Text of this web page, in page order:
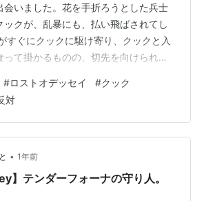
会いました。花を手折ろうとした兵士
ックが、乱暴にも、払い飛ばされてし
すぐにクックに駆け寄り、クックと入
って掛かるものの、切先を向けられる
兵士を睨みつけるカイム。 「たかが
ばかしいぜ こんなことで小競り合い
いながら花の方へ進む兵士。すると、
を守るように、兵士の前に仁王立ち。
クックに比べると、おっとりとして
情も幾分乏しく見えるマック…
#ロストオデッセイ #クック
対
• 1年前
】テンダーフォーナの守り人。